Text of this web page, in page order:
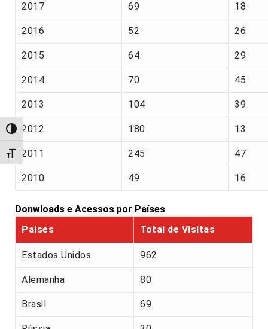
Alternar alto contraste
Alternar tamanho da fonte
2017 69 18
2016 52 26
2015 64 29
2014 70 45
2013 104 39
2012 180 13
2011 245 47
2010 49 16
Donwloads e Acessos por Países
Países
Total de Visitas
Estados Unidos 962
Alemanha 80
Brasil 69